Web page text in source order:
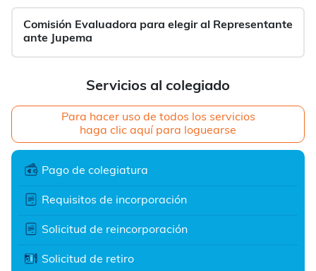
Servicios al colegiado
Para hacer uso de todos los servicios
haga clic aquí para loguearse
Pago de colegiatura
Requisitos de incorporación
Solicitud de reincorporación
Solicitud de retiro
Comisión Evaluadora para elegir al Representante
ante Jupema